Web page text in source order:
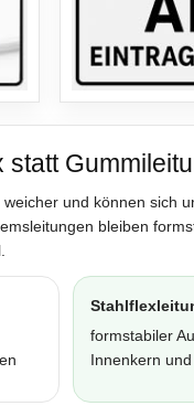
statt
und können sich
bleiben
formstabiler
Innenkern